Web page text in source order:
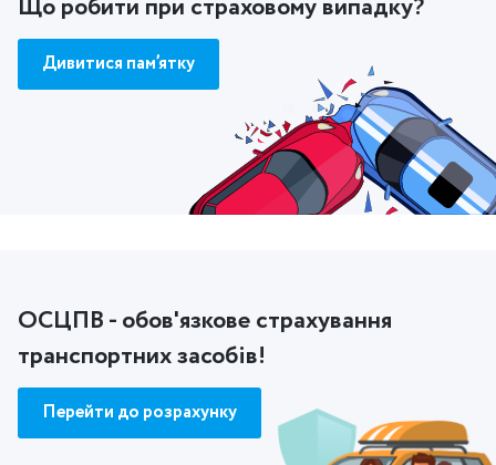
Що робити при страховому випадку?
Дивитися пам’ятку
ОСЦПВ - обов'язкове страхування
транспортних засобів!
Перейти до розрахунку